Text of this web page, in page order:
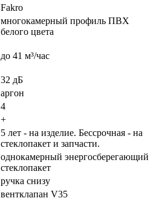
Fakro
многокамерный профиль ПВХ
белого цвета
до 41 м³/час
32 дБ
аргон
4
+
5 лет - на изделие. Бессрочная - на
стеклопакет и запчасти.
однокамерный энергосберегающий
стеклопакет
ручка снизу
вентклапан V35